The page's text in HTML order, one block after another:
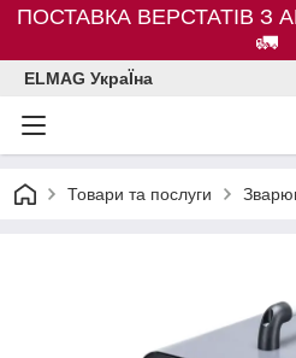
ПОСТАВКА ВЕРСТАТІВ З
🚛
ELMAG УкраЇна
Товари та послуги